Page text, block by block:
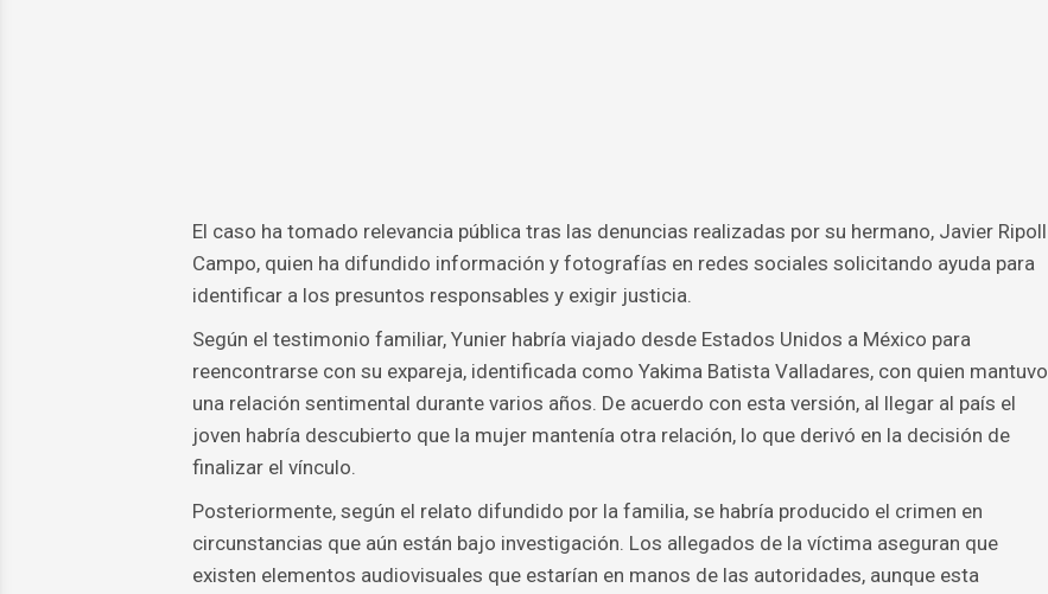
El caso ha tomado relevancia pública tras las denuncias realizadas por su hermano, Javier Ripoll
Campo, quien ha difundido información y fotografías en redes sociales solicitando ayuda para
identificar a los presuntos responsables y exigir justicia.
Según el testimonio familiar, Yunier habría viajado desde Estados Unidos a México para
reencontrarse con su expareja, identificada como Yakima Batista Valladares, con quien mantuvo
una relación sentimental durante varios años. De acuerdo con esta versión, al llegar al país el
joven habría descubierto que la mujer mantenía otra relación, lo que derivó en la decisión de
finalizar el vínculo.
Posteriormente, según el relato difundido por la familia, se habría producido el crimen en
circunstancias que aún están bajo investigación. Los allegados de la víctima aseguran que
existen elementos audiovisuales que estarían en manos de las autoridades, aunque esta